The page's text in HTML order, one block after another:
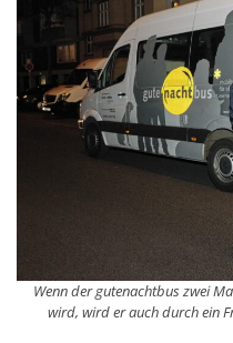
Wenn der gutenachtbus zwei
wird, wird er auch durch ein